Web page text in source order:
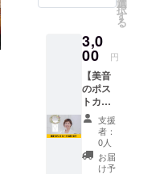
い。 ※
ニック
での参
加もで
きま
す。 ※
掲載期
間は
2021年
12月か
を呼ん
で御礼
を言わ
せて頂
く1分程
度の動
画を
メール
で送り
ます。
選
択
す
る
3,0
00 円
【美音
のポス
トカー
ドを送
りま
す】
SHAON
をただ
支援
者：
0人
お届
け予